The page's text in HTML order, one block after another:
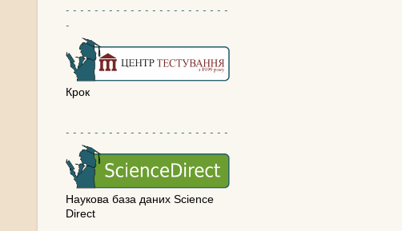
- - - - - - - - - - - - - - - - - - - - - - -
-
Крок
- - - - - - - - - - - - - - - - - - - - - - -
Наукова база даних Science
Direct